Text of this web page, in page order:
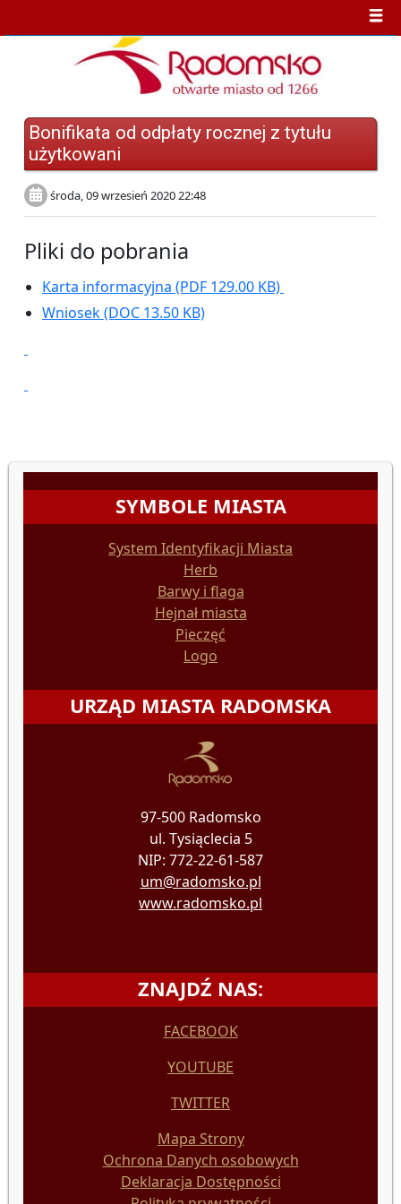
Bonifikata od odpłaty rocznej z tytułu
użytkowani
środa, 09 wrzesień 2020 22:48
Pliki do pobrania
Karta informacyjna (PDF 129.00 KB)
Wniosek(DOC 13.50 KB)
SYMBOLE MIASTA
System Identyfikacji Miasta
Herb
Barwy i flaga
Hejnał miasta
Pieczęć
Logo
URZĄD MIASTA RADOMSKA
97-500 Radomsko
ul. Tysiąclecia 5
NIP: 772-22-61-587
um@radomsko.pl
www.radomsko.pl
ZNAJDŹ NAS:
FACEBOOK
YOUTUBE
TWITTER
Mapa Strony
Ochrona Danych osobowych
Deklaracja Dostępności